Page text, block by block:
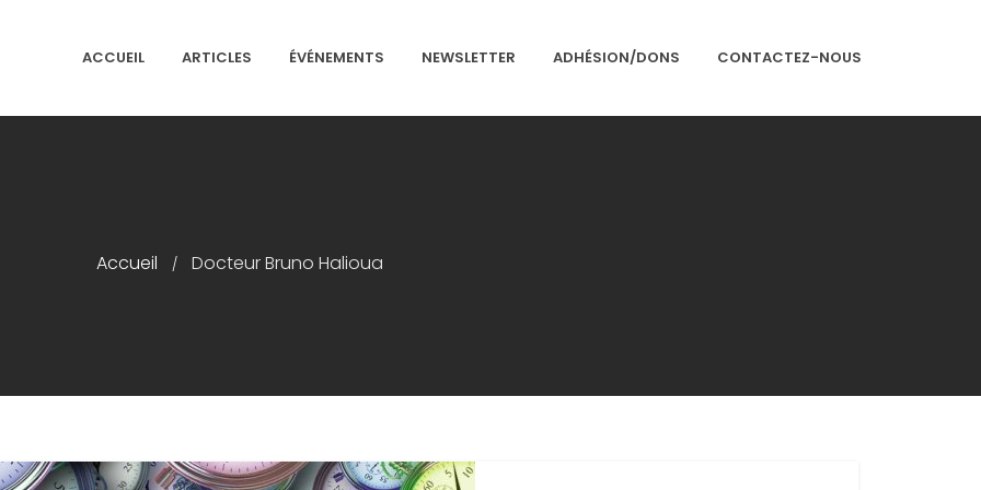
Adhésion/Dons
ACCUEIL ARTICLES ÉVÉNEMENTS NEWSLETTER ADHÉSION/DONS CONTACTEZ-NOUS
Accueil / Docteur Bruno Halioua